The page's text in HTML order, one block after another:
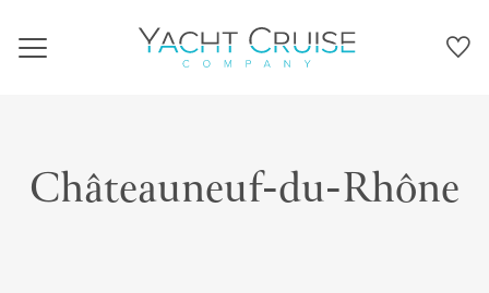
Navigation
Châteauneuf-du-Rhône